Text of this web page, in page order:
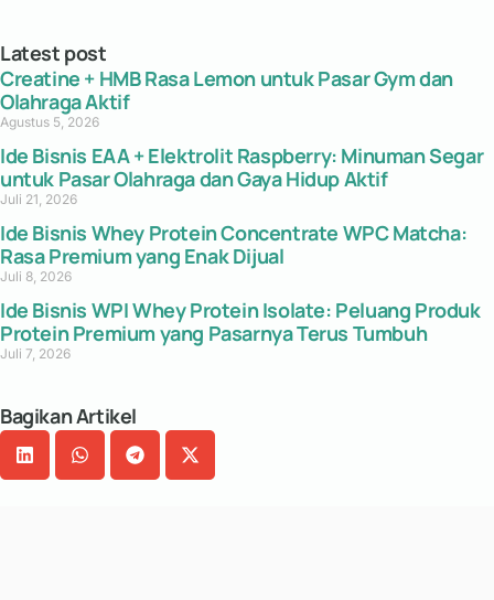
Latest post
Creatine + HMB Rasa Lemon untuk Pasar Gym dan
Olahraga Aktif
Agustus 5, 2026
Ide Bisnis EAA + Elektrolit Raspberry: Minuman Segar
untuk Pasar Olahraga dan Gaya Hidup Aktif
Juli 21, 2026
Ide Bisnis Whey Protein Concentrate WPC Matcha:
Rasa Premium yang Enak Dijual
Juli 8, 2026
Ide Bisnis WPI Whey Protein Isolate: Peluang Produk
Protein Premium yang Pasarnya Terus Tumbuh
Juli 7, 2026
Bagikan Artikel